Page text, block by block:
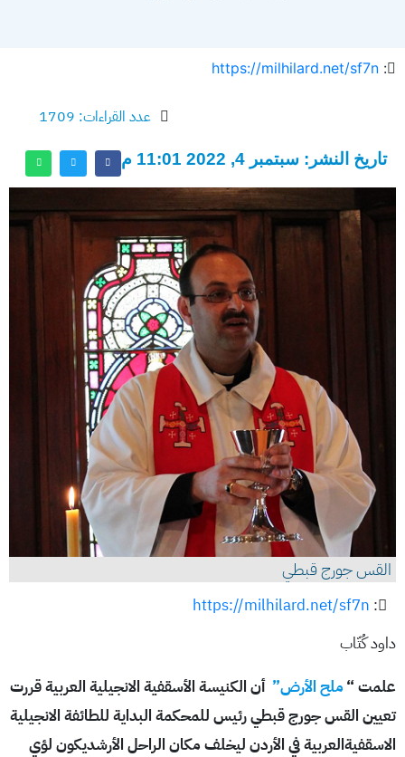
:
https://milhilard.net/sf7n
عدد القراءات: 1709
تاريخ النشر: سبتمبر 4, 2022 11:01 م
القس جورج قبطي
:
https://milhilard.net/sf7n
داود كُتّاب
علمت “ملح الأرض” أن الكنيسة الأسقفية الانجيلية العربية قررت
تعيين القس جورج قبطي رئيس للمحكمة البداية للطائفة الانجيلية
الاسقفيةالعربية في الأردن ليخلف مكان الراحل الأرشديكون لؤي